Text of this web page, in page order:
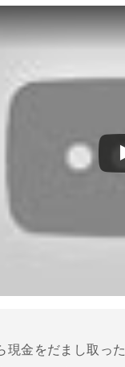
金をだまし取っ